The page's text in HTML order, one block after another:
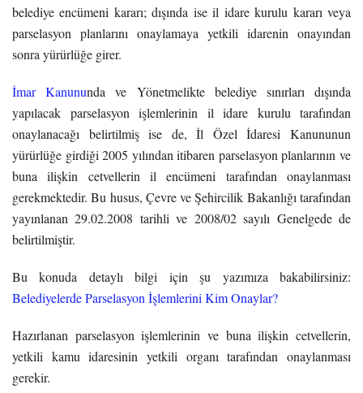
belediye encümeni kararı; dışında ise il idare kurulu kararı veya
parselasyon planlarını onaylamaya yetkili idarenin onayından
sonra yürürlüğe girer.
İmar Kanununda ve Yönetmelikte belediye sınırları dışında
yapılacak parselasyon işlemlerinin il idare kurulu tarafından
onaylanacağı belirtilmiş ise de, İl Özel İdaresi Kanununun
yürürlüğe girdiği 2005 yılından itibaren parselasyon planlarının ve
buna ilişkin cetvellerin il encümeni tarafından onaylanması
gerekmektedir. Bu husus, Çevre ve Şehircilik Bakanlığı tarafından
yayınlanan 29.02.2008 tarihli ve 2008/02 sayılı Genelgede de
belirtilmiştir.
Bu konuda detaylı bilgi için şu yazımıza bakabilirsiniz:
Belediyelerde Parselasyon İşlemlerini Kim Onaylar?
Hazırlanan parselasyon işlemlerinin ve buna ilişkin cetvellerin,
yetkili kamu idaresinin yetkili organı tarafından onaylanması
gerekir.